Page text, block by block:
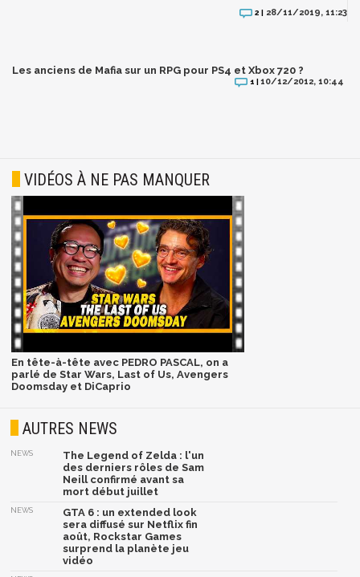
2 | 28/11/2019, 11:23
Les anciens de Mafia sur un RPG pour PS4 et Xbox 720 ?
1 |10/12/2012, 10:44
VIDÉOS À NE PAS MANQUER
En tête-à-tête avec PEDRO PASCAL, on a
parlé de Star Wars, Last of Us, Avengers
Doomsday et DiCaprio
AUTRES NEWS
NEWS
The Legend of Zelda : l'un
des derniers rôles de Sam
Neill confirmé avant sa
mort début juillet
NEWS
GTA 6 : un extended look
sera diffusé sur Netflix fin
août, Rockstar Games
surprend la planète jeu
vidéo